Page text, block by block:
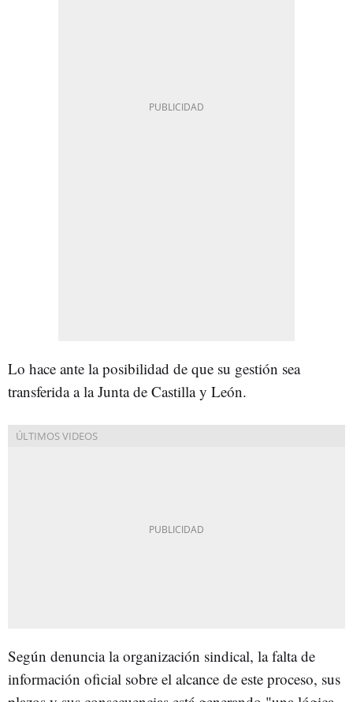
Lo hace ante la posibilidad de que su gestión sea
transferida a la Junta de Castilla y León.
Según denuncia la organización sindical, la falta de
información oficial sobre el alcance de este proceso, sus